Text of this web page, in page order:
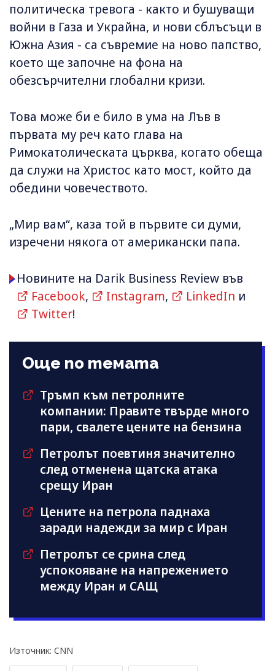
политическа тревога - както и бушуващи
войни в Газа и Украйна, и нови сблъсъци в
Южна Азия - са съвремие на ново папство,
което ще започне на фона на
обезсърчителни глобални кризи.
Това може би е било в ума на Лъв в
първата му реч като глава на
Римокатолическата църква, когато обеща
да служи на Христос като мост, който да
обедини човечеството.
„Мир вам“, каза той в първите си думи,
изречени някога от американски папа.
Новините на Darik Business Review във
Facebook, Instagram, LinkedIn и
Twitter!
Още по темата
Тръмп към петролните
компании: Правите твърде много
пари, свалете цените на бензина
Петролът поевтиня значително
след отменена щатска атака
срещу Иран
Цените на петрола паднаха
заради надежди за мир с Иран
Петролът се срина след
успокояване на напрежението
между Иран и САЩ
Източник: CNN